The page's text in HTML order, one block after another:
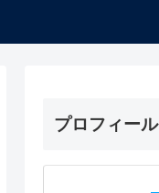
プロフィール